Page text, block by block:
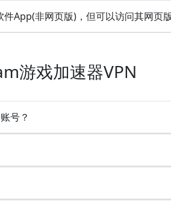
App(非网页版)，但可以访问其网页
游戏加速器VPN
号？